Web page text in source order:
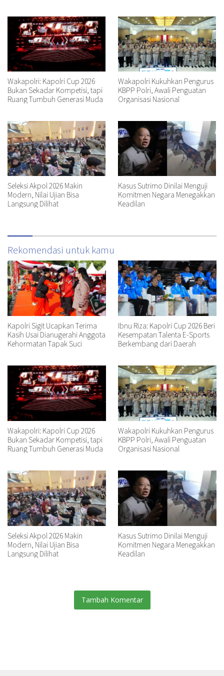
Wakapolri: Kapolri Cup 2026
Bukan Sekadar Kompetisi, tapi
Ruang Tumbuh Generasi Muda
Wakapolri Kukuhkan Pengurus
KBPP Polri, Awali Penguatan
Organisasi Nasional
Seleksi Akpol 2026 Makin
Modern, Nilai Ujian Bisa
Langsung Dilihat
Kasus Sutrimo Dinilai Menguji
Komitmen Negara Menegakkan
Keadilan
Rekomendasi untuk kamu
Kapolri Sigit Ucapkan Terima
Kasih Usai Dianugerahi Anggota
Kehormatan Tapak Suci
Ibnu Riza: Kapolri Cup 2026 Beri
Kesempatan Talenta E-Sports
Berkembang dari Daerah
Wakapolri: Kapolri Cup 2026
Bukan Sekadar Kompetisi, tapi
Ruang Tumbuh Generasi Muda
Wakapolri Kukuhkan Pengurus
KBPP Polri, Awali Penguatan
Organisasi Nasional
Seleksi Akpol 2026 Makin
Modern, Nilai Ujian Bisa
Langsung Dilihat
Kasus Sutrimo Dinilai Menguji
Komitmen Negara Menegakkan
Keadilan
Tambah Komentar